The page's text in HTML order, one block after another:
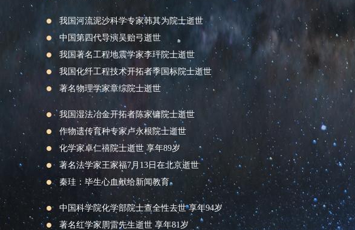
我国河流泥沙科学专家韩其为院士逝世
中国第四代导演吴贻弓逝世
我国著名工程地震学家李玶院士逝世
我国化纤工程技术开拓者季国标院士逝世
著名物理学家章综院士逝世
我国湿法冶金开拓者陈家镛院士逝世
作物遗传育种专家卢永根院士逝世
化学家卓仁禧院士逝世 享年89岁
著名法学家王家福7月13日在北京逝世
秦珪：毕生心血献给新闻教育
中国科学院化学部院士查全性去世 享年94岁
著名红学家周雷先生逝世 享年81岁